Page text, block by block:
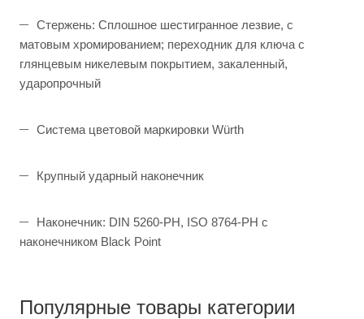
Стержень: Сплошное шестигранное лезвие, с
матовым хромированием; переходник для ключа с
глянцевым никелевым покрытием, закаленный,
ударопрочный
Система цветовой маркировки Würth
Крупный ударный наконечник
Наконечник: DIN 5260-PH, ISO 8764-PH с
наконечником Black Point
Популярные товары категории